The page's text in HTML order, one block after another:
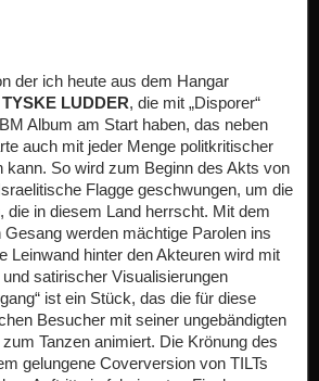
der ich heute aus dem Hangar
TYSKE LUDDER, die mit „Disporer“
Album am Start haben, das neben
auch mit jeder Menge politkritischer
kann. So wird zum Beginn des Akts von
Flagge geschwungen, um die
die in diesem Land herrscht. Mit dem
werden mächtige Parolen ins
Leinwand hinter den Akteuren wird mit
satirischer Visualisierungen
ist ein Stück, das die für diese
Besucher mit seiner ungebändigten
Tanzen animiert. Die Krönung des
gelungene Coverversion von TILTs